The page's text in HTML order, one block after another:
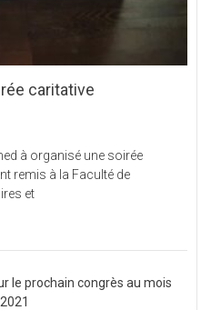
caritative
à organisé une soirée
remis à la Faculté de
et
le prochain congrès au mois